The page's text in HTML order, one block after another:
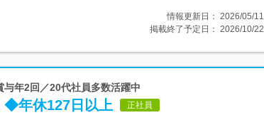
情報更新日： 2026/05/11
掲載終了予定日： 2026/10/22
年2回／20代社員多数活躍中
◆年休127日以上 正社員